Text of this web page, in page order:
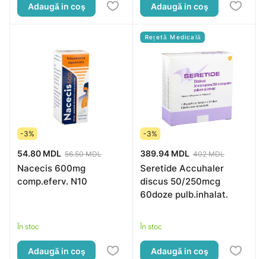
Adaugă in coş Adaugă in coş
-3%
54.80 MDL 56.50 MDL
Nacecis 600mg
comp.eferv. N10
În stoc
Adaugă in coş
Rețetă Medicală
-3%
389.94 MDL 402 MDL
Seretide Accuhaler
discus 50/250mcg
60doze pulb.inhalat.
În stoc
Adaugă in coş